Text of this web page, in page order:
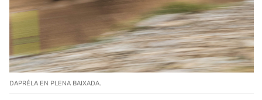
DAPRÉLA EN PLENA BAIXADA.